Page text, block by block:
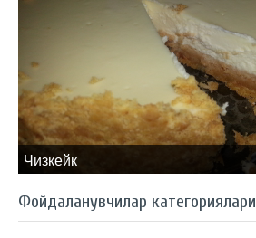
Чизкейк
Фойдаланувчилар категориялари